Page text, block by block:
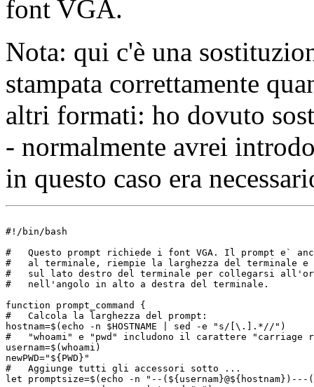
font VGA.
Nota: qui c'è una
stampata correttamente
altri formati: ho dovuto
- normalmente avrei
in questo caso era
#!/bin/bash
#   Questo prompt richiede i font VGA. Il prompt e`
#   al terminale, riempie la larghezza del terminale e
#   sul lato destro del terminale per collegarsi
#   nell'angolo in alto a destra del terminale.
function prompt_command {
#   Calcola la larghezza del prompt:
hostnam=$(echo -n $HOSTNAME | sed -e "s/[\.].*//")
#   "whoami" e "pwd" includono il carattere "carriage
usernam=$(whoami)
newPWD="${PWD}"
#   Aggiunge tutti gli accessori sotto ...
let promptsize=$(echo -n "--